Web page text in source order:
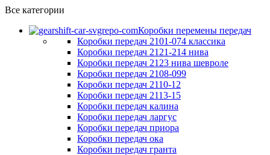
Все категории
Коробки перемены передач
Коробки передач 2101-074 классика
Коробки передач 2121-214 нива
Коробки передач 2123 нива шевроле
Коробки передач 2108-099
Коробки передач 2110-12
Коробки передач 2113-15
Коробки передач калина
Коробки передач ларгус
Коробки передач приора
Коробки передач ока
Коробки передач гранта